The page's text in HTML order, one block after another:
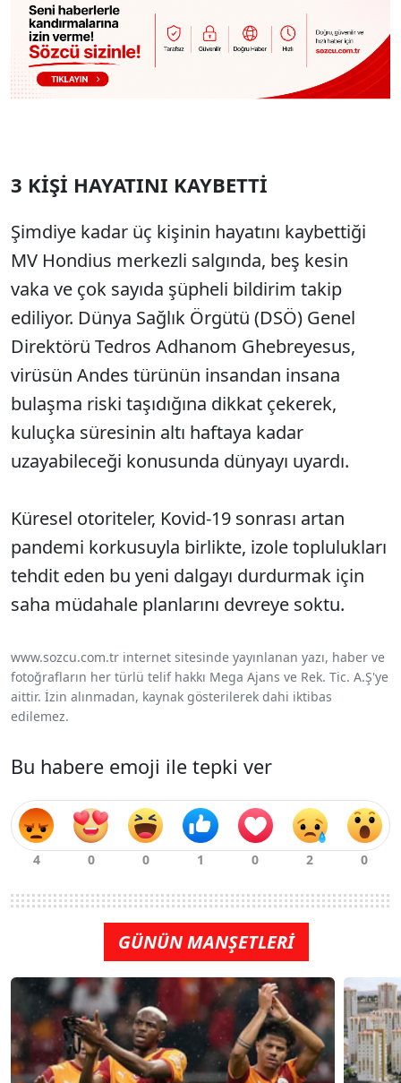
3 KİŞİ HAYATINI KAYBETTİ
Şimdiye kadar üç kişinin hayatını kaybettiği
MV Hondius merkezli salgında, beş kesin
vaka ve çok sayıda şüpheli bildirim takip
ediliyor. Dünya Sağlık Örgütü (DSÖ) Genel
Direktörü Tedros Adhanom Ghebreyesus,
virüsün Andes türünün insandan insana
bulaşma riski taşıdığına dikkat çekerek,
kuluçka süresinin altı haftaya kadar
uzayabileceği konusunda dünyayı uyardı.
Küresel otoriteler, Kovid-19 sonrası artan
pandemi korkusuyla birlikte, izole toplulukları
tehdit eden bu yeni dalgayı durdurmak için
saha müdahale planlarını devreye soktu.
www.sozcu.com.tr internet sitesinde yayınlanan yazı, haber ve
fotoğrafların her türlü telif hakkı Mega Ajans ve Rek. Tic. A.Ş'ye
aittir. İzin alınmadan, kaynak gösterilerek dahi iktibas
edilemez.
Bu habere emoji ile tepki ver
GÜNÜN MANŞETLERİ